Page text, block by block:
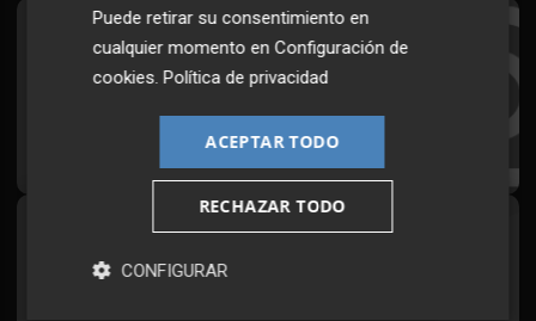
Suscríbete al Boletín
Todos los días a primera hora en tu email
¡Quiero suscribirme!
Síguenos en redes
Plaza Podcast, desde cualquier medio
Puede retirar su consentimiento en
cualquier momento enConfiguración de
cookies.Política de privacidad
ACEPTAR TODO
RECHAZAR TODO
CONFIGURAR